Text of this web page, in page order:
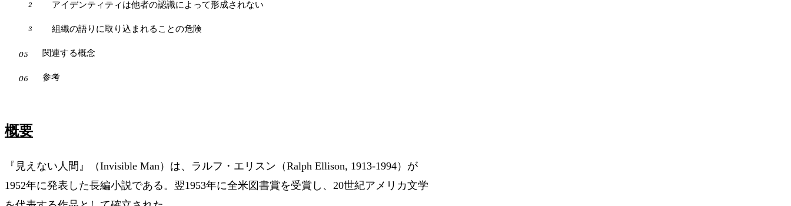
アイデンティティは他者の認識によって形成されない
組織の語りに取り込まれることの危険
関連する概念
参考
概要
『見えない人間』（Invisible Man）は、ラルフ・エリスン（Ralph Ellison, 1913-1994）が
1952年に発表した長編小説である。翌1953年に全米図書賞を受賞し、20世紀アメリカ文学